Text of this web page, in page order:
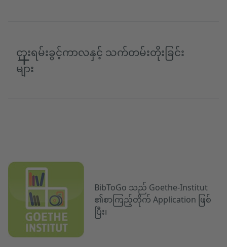
ငှားရမ်းခွင့်ကာလနှင့် သက်တမ်းတိုးခြင်း
များ
BibToGo သည် Goethe-Institut
၏စာကြည့်တိုက် Application ဖြစ်
ပြီး၊